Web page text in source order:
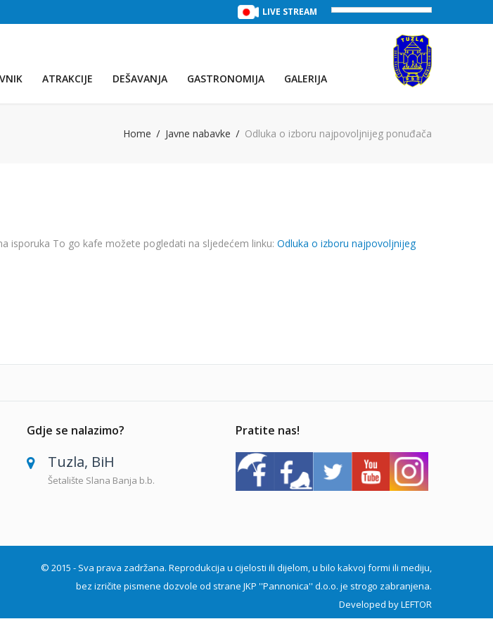
TREĆE JEZERO (Voda:28 °C, Salinitet:30 g/L)
LIVE STREAM
ATRAKCIJE DEŠAVANJA GASTRONOMIJA GALERIJA
Home Javne nabavke Odluka o izboru najpovoljnijeg ponuđača
isporuka To go kafe možete pogledati na sljedećem linku: Odluka o izboru najpovoljnijeg
Gdje se nalazimo?
Tuzla, BiH
Šetalište Slana Banja b.b.
Pratite nas!
© 2015 - Sva prava zadržana. Reprodukcija u cijelosti ili dijelom, u bilo kakvoj formi ili mediju,
bez izričite pismene dozvole od strane JKP ''Pannonica'' d.o.o. je strogo zabranjena.
Developed byLEFTOR